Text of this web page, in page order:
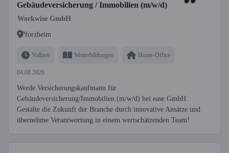
Gebäudeversicherung / Immobilien (m/w/d)
Workwise GmbH
Pforzheim
Vollzeit Weiterbildungen Home-Office
04.08.2026
Werde Versicherungskaufmann für
Gebäudeversicherung/Immobilien (m/w/d) bei ease GmbH.
Gestalte die Zukunft der Branche durch innovative Ansätze und
übernehme Verantwortung in einem wertschätzenden Team!